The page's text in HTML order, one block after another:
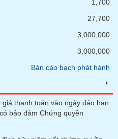
1,700
27,700
3,000,000
3,000,000
Bản cáo bạch phát hành
giá thanh toán vào ngày đáo hạn
bảo đảm Chứng quyền